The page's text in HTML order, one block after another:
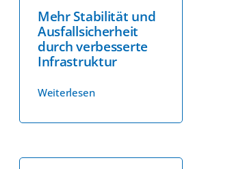
Mehr Stabilität und
Ausfallsicherheit
durch verbesserte
Infrastruktur
Weiterlesen